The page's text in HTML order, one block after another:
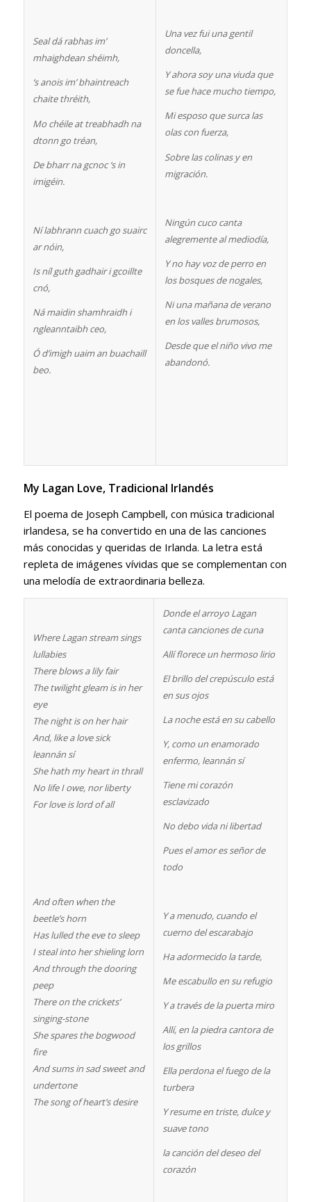
Seal dá rabhas im’
mhaighdean shéimh,
‘s anois im’ bhaintreach
chaite thréith,
Mo chéile at treabhadh na
dtonn go tréan,
De bharr na gcnoc ‘s in
imigéin.
Ní labhrann cuach go suairc
ar nóin,
Is níl guth gadhair i gcoillte
cnó,
Ná maidin shamhraidh i
ngleanntaibh ceo,
Ó d’imigh uaim an buachaill
beo.
Una vez fui una gentil
doncella,
Y ahora soy una viuda que
se fue hace mucho tiempo,
Mi esposo que surca las
olas con fuerza,
Sobre las colinas y en
migración.
Ningún cuco canta
alegremente al mediodía,
Y no hay voz de perro en
los bosques de nogales,
Ni una mañana de verano
en los valles brumosos,
Desde que el niño vivo me
abandonó.
My Lagan Love, Tradicional Irlandés
El poema de Joseph Campbell, con música tradicional
irlandesa, se ha convertido en una de las canciones
más conocidas y queridas de Irlanda. La letra está
repleta de imágenes vívidas que se complementan con
una melodía de extraordinaria belleza.
Where Lagan stream sings
lullabies
There blows a lily fair
The twilight gleam is in her
eye
The night is on her hair
And, like a love sick
leannán sí
She hath my heart in thrall
No life I owe, nor liberty
For love is lord of all
And often when the
beetle’s horn
Has lulled the eve to sleep
I steal into her shieling lorn
And through the dooring
peep
There on the crickets’
singing-stone
She spares the bogwood
fire
And sums in sad sweet and
undertone
The song of heart’s desire
Donde el arroyo Lagan
canta canciones de cuna
Allí florece un hermoso lirio
El brillo del crepúsculo está
en sus ojos
La noche está en su cabello
Y, como un enamorado
enfermo, leannán sí
Tiene mi corazón
esclavizado
No debo vida ni libertad
Pues el amor es señor de
todo
Y a menudo, cuando el
cuerno del escarabajo
Ha adormecido la tarde,
Me escabullo en su refugio
Y a través de la puerta miro
Allí, en la piedra cantora de
los grillos
Ella perdona el fuego de la
turbera
Y resume en triste, dulce y
suave tono
la canción del deseo del
corazón